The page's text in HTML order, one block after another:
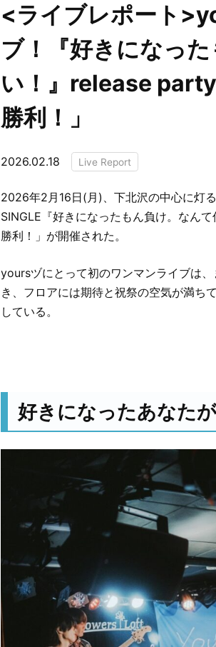
<ライブレポート
ブ！『好きになっ
い！』release
勝利！」
2026.02.18 Live Report
2026年2月16日(月)、下北沢の中心に灯
SINGLE『好きになったもん負け。なん
勝利！」が開催された。
yoursヅにとって初のワンマンライブは
き、フロアには期待と祝祭の空気が満ち
している。
好きになったあなたが